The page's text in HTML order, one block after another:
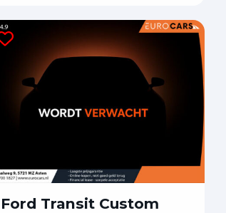
Ford Transit Custom